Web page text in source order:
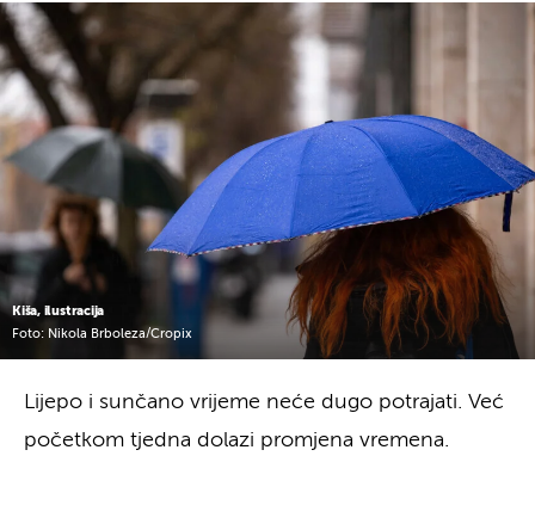
Kiša, ilustracija
Foto: Nikola Brboleza/Cropix
Lijepo i sunčano vrijeme neće dugo potrajati. Već
početkom tjedna dolazi promjena vremena.